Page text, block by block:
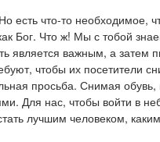
есть что-то необходимое,
Бог. Что ж! Мы с тобой
важным, а затем
чтобы их посетители
просьба. Снимая
Для нас, чтобы войти в
лучшим человеком,